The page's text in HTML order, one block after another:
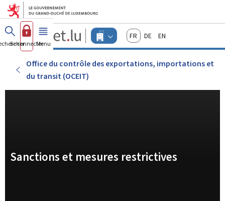
Aller au menu principal
Aller au contenu
Guichet.lu
Changer
d'espace
Menu
actif
FrançaisDeutschEnglish
Se connecterMenu principal
Office du contrôle des exportations, importations et
du transit (OCEIT)
Sanctions et mesures restrictives